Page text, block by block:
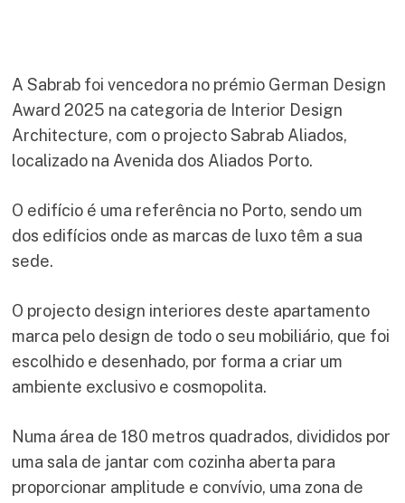
A Sabrab foi vencedora no prémio German Design
Award 2025 na categoria de Interior Design
Architecture, com o projecto Sabrab Aliados,
localizado na Avenida dos Aliados Porto.
O edifício é uma referência no Porto, sendo um
dos edifícios onde as marcas de luxo têm a sua
sede.
O projecto design interiores deste apartamento
marca pelo design de todo o seu mobiliário, que foi
escolhido e desenhado, por forma a criar um
ambiente exclusivo e cosmopolita.
Numa área de 180 metros quadrados, divididos por
uma sala de jantar com cozinha aberta para
proporcionar amplitude e convívio, uma zona de